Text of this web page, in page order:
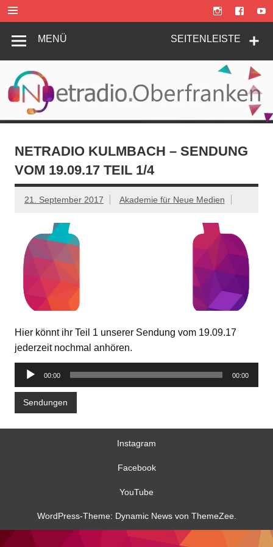
Inhalt
springen
SEITENLEISTE
MENÜ
NETRADIO KULMBACH – SENDUNG
VOM 19.09.17 TEIL 1/4
21. September 2017 Akademie für Neue Medien
Hier könnt ihr Teil 1 unserer Sendung vom 19.09.17
jederzeit nochmal anhören.
Audio-
Player
00:00 00:00
Sendungen
Instagram
Facebook
YouTube
WordPress-Theme: Dynamic News von ThemeZee.